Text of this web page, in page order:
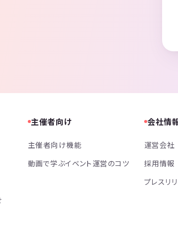
主催者向け
主催者向け機能
動画で学ぶイベント運営のコツ
会社情
運営会社
採用情報
プレスリ